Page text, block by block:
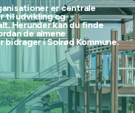
er centrale
til udvikling og
Herunder kan du finde
de almene
i Solrød Kommune.